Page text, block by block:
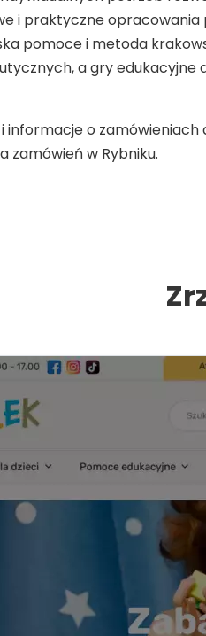
i praktyczne
pomoce i metoda
a gry edukacyjne
informacje o
zamówień w Rybniku.